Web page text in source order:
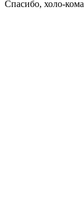
Спасибо, холо-